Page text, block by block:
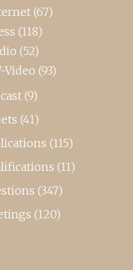
(67)
(118)
(52)
Video (93)
(9)
(41)
(115)
(11)
(347)
(120)